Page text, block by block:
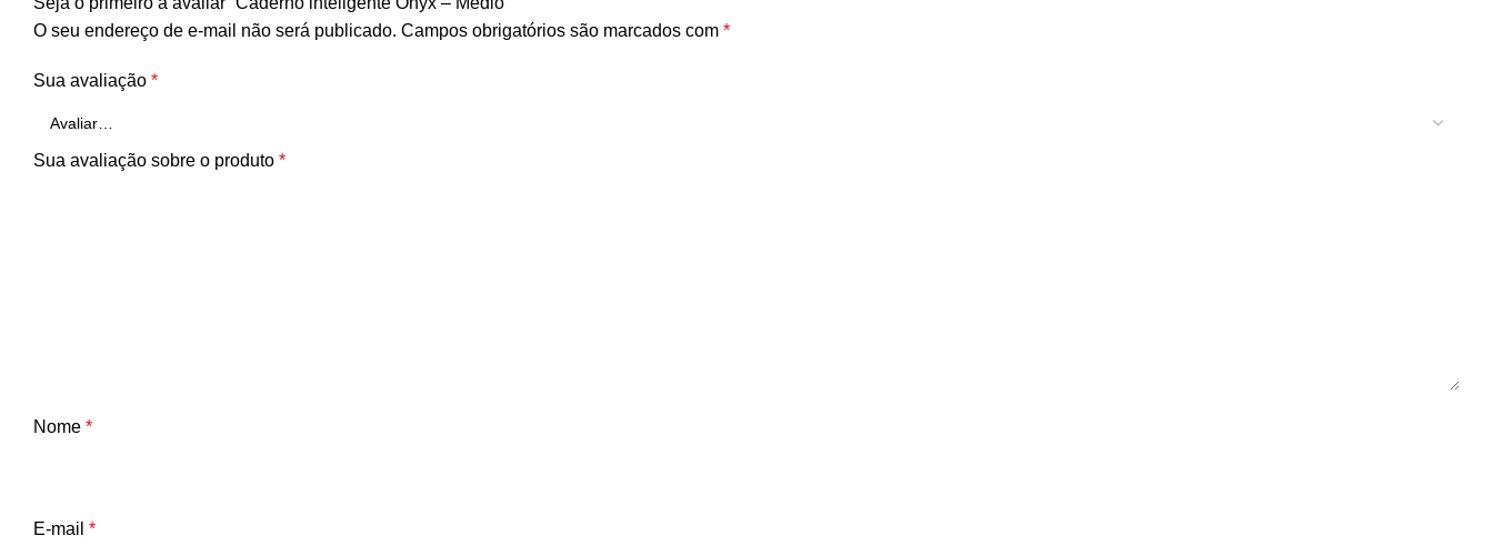
O seu endereço de e-mail não será publicado. Campos obrigatórios são marcados com *
Sua avaliação *
Sua avaliação sobre o produto *
Nome *
E-mail *